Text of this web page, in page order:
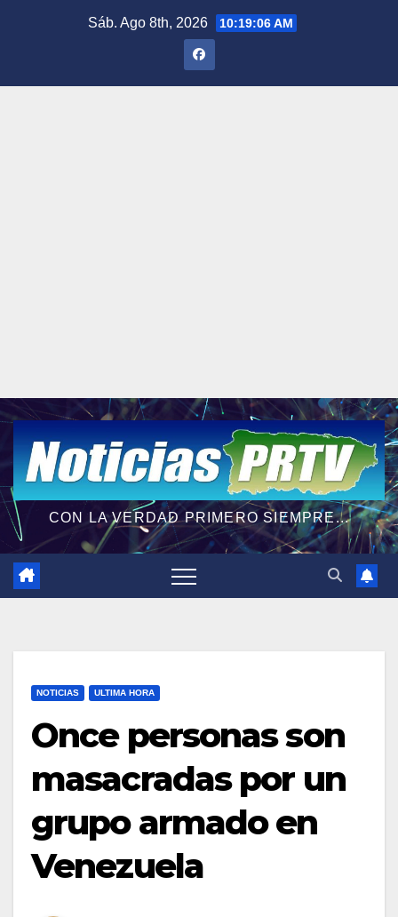
Sáb. Ago 8th, 2026 10:19:07 AM
CON LA VERDAD PRIMERO SIEMPRE...
NOTICIAS ULTIMA HORA
Once personas son
masacradas por un
grupo armado en
Venezuela